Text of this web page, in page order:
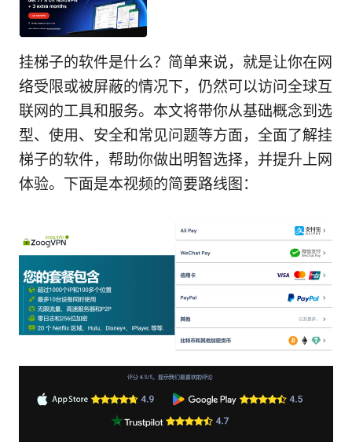
挂梯子的软件是什么？简单来说，就是让你在网
络受限或被屏蔽的情况下，仍然可以访问全球互
联网的工具和服务。本文将带你从基础概念到选
型、使用、安全和常见问题等方面，全面了解挂
梯子的软件，帮助你做出明智选择，并提升上网
体验。下面是本视频的简要路线图：